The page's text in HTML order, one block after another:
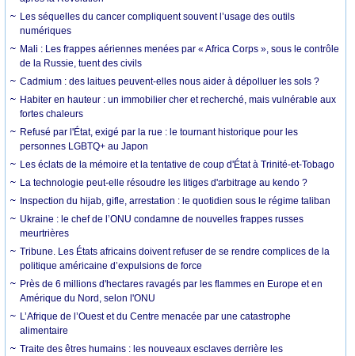
Les séquelles du cancer compliquent souvent l’usage des outils
numériques
Mali : Les frappes aériennes menées par « Africa Corps », sous le contrôle
de la Russie, tuent des civils
Cadmium : des laitues peuvent-elles nous aider à dépolluer les sols ?
Habiter en hauteur : un immobilier cher et recherché, mais vulnérable aux
fortes chaleurs
Refusé par l'État, exigé par la rue : le tournant historique pour les
personnes LGBTQ+ au Japon
Les éclats de la mémoire et la tentative de coup d'État à Trinité-et-Tobago
La technologie peut-elle résoudre les litiges d'arbitrage au kendo ?
Inspection du hijab, gifle, arrestation : le quotidien sous le régime taliban
Ukraine : le chef de l’ONU condamne de nouvelles frappes russes
meurtrières
Tribune. Les États africains doivent refuser de se rendre complices de la
politique américaine d’expulsions de force
Près de 6 millions d'hectares ravagés par les flammes en Europe et en
Amérique du Nord, selon l'ONU
L’Afrique de l’Ouest et du Centre menacée par une catastrophe
alimentaire
Traite des êtres humains : les nouveaux esclaves derrière les